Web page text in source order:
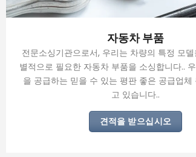
자동차 부품
전문소싱기관으로서, 우리는 차량의 특정 모
별적으로 필요한 자동차 부품을 소싱합니다..
을 공급하는 믿을 수 있는 평판 좋은 공급업체
고 있습니다..
견적을 받으십시오